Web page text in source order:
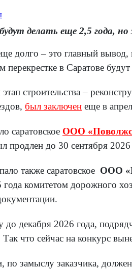
делать еще 2,5 года, но
долго – это главный
в Саратове
строительства –
был заключен еще в
саратовское ООО
продлен до 30 сентября
также саратовское ООО
комитетом дорожного
декабря 2026 года,
что сейчас на конкурс
замыслу заказчика,